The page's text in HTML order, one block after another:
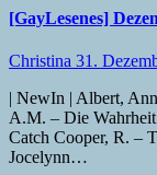
[GayLesenes]
Christina 31.
| NewIn | Albert, Annabeth – Ein Sheriff zum Nachtisch Arthur,
A.M. – Die Wahrheit
Catch Cooper, R. –
Jocelynn…